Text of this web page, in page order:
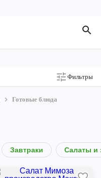
Фильтры
Готовые блюда
Завтраки Салаты и